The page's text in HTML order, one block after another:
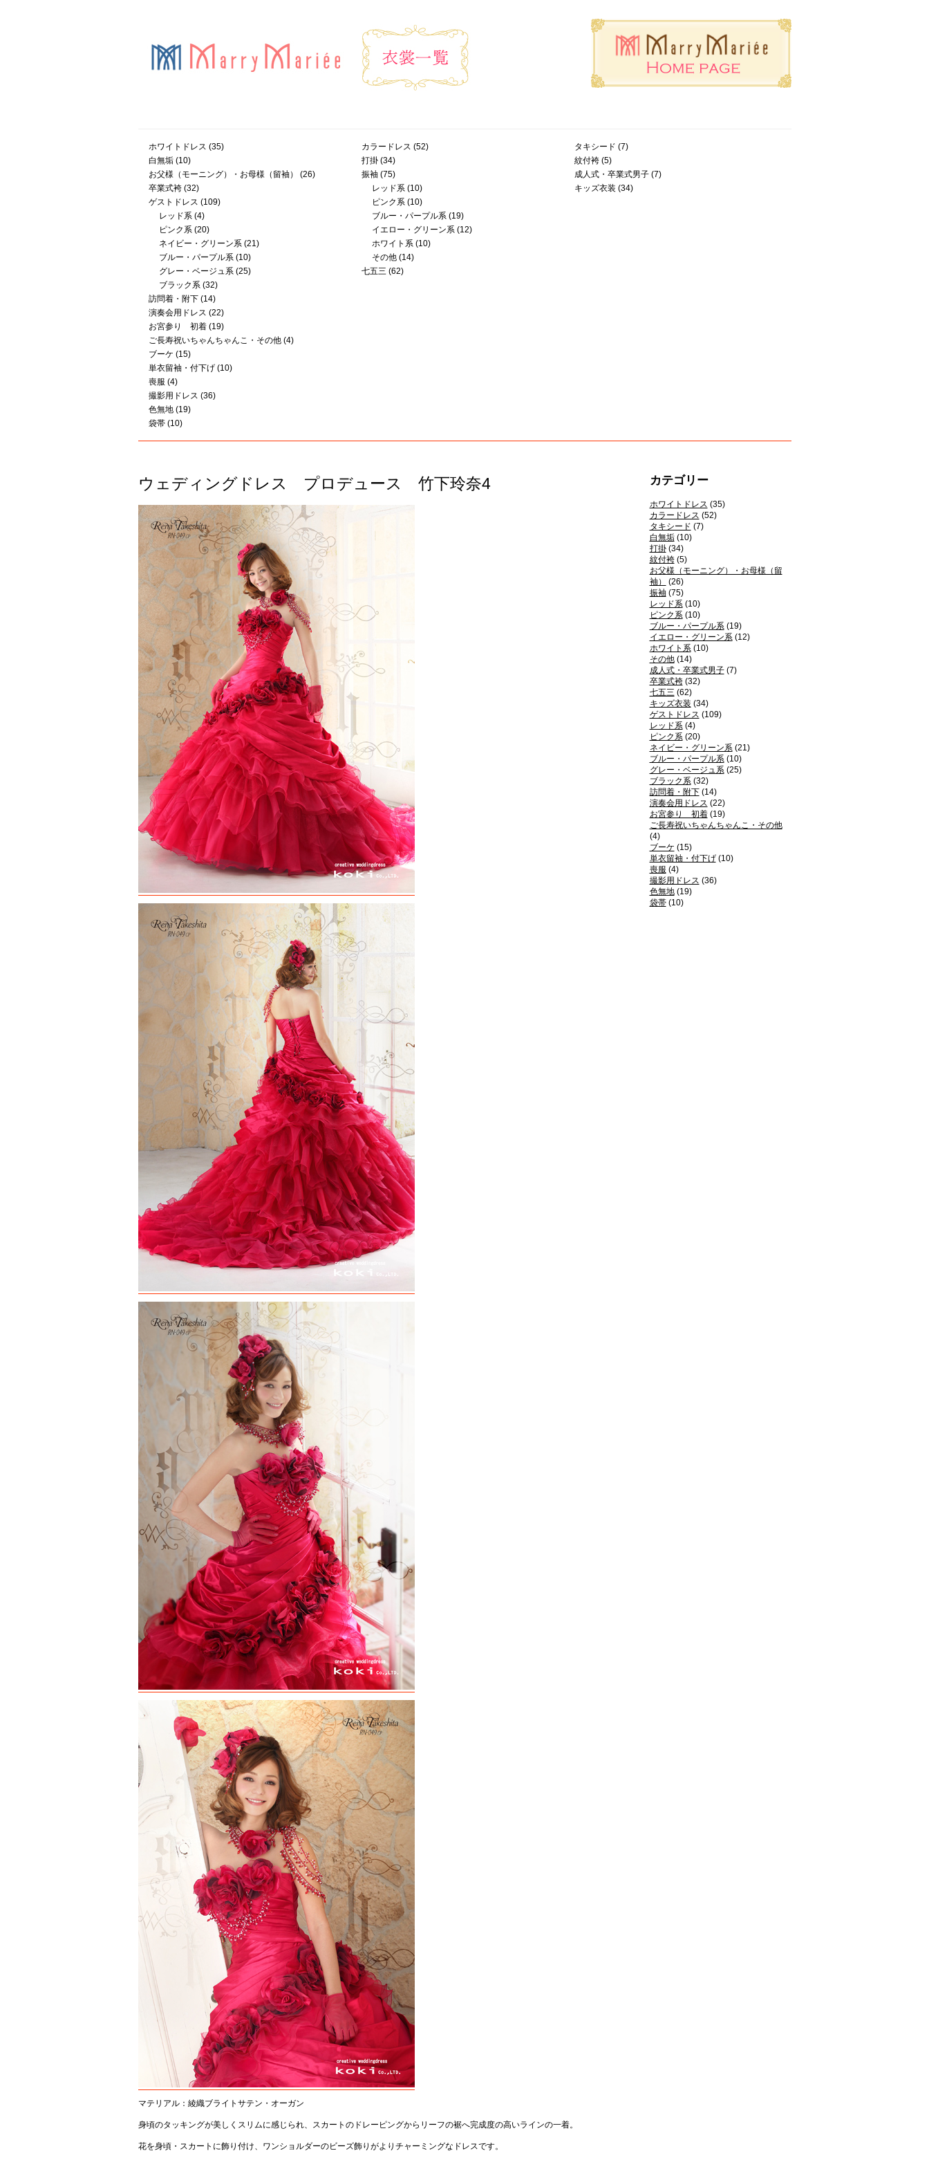
ホワイトドレス (35)
白無垢(10)
お父様（モーニング）・お母様（留袖）
(26)
卒業式袴(32)
ゲストドレス (109)
レッド系(4)
ピンク系(20)
ネイビー・グリーン系(21)
ブルー・パープル系(10)
グレー・ベージュ系(25)
ブラック系(32)
訪問着・附下(14)
演奏会用ドレス (22)
お宮参り 初着(19)
ご長寿祝いちゃんちゃんこ・その他(4)
ブーケ (15)
単衣留袖・付下げ(10)
喪服 (4)
撮影用ドレス (36)
色無地(19)
袋帯(10)
カラードレス (52)
打掛(34)
振袖(75)
レッド系(10)
ピンク系(10)
ブルー・パープル系(19)
イエロー・グリーン系(12)
ホワイト系(10)
その他(14)
七五三 (62)
タキシード (7)
紋付袴(5)
成人式・卒業式男子(7)
キッズ衣装 (34)
カテゴリー
ホワイトドレス (35)
カラードレス (52)
タキシード (7)
白無垢(10)
打掛(34)
紋付袴(5)
お父様（モーニング）・お母様（留
袖）
(26)
振袖(75)
レッド系(10)
ピンク系(10)
ブルー・パープル系(19)
イエロー・グリーン系(12)
ホワイト系(10)
その他(14)
成人式・卒業式男子(7)
卒業式袴(32)
七五三 (62)
キッズ衣装 (34)
ゲストドレス (109)
レッド系(4)
ピンク系(20)
ネイビー・グリーン系(21)
ブルー・パープル系(10)
グレー・ベージュ系(25)
ブラック系(32)
訪問着・附下(14)
演奏会用ドレス (22)
お宮参り 初着(19)
ご長寿祝いちゃんちゃんこ・その他
(4)
ブーケ (15)
単衣留袖・付下げ(10)
喪服 (4)
撮影用ドレス (36)
色無地(19)
袋帯(10)
ウェディングドレス プロデュース 竹下玲奈4
マテリアル：綾織ブライトサテン・オーガン
身頃のタッキングが美しくスリムに感じられ、スカートのドレーピングからリーフの裾へ完成度の高いラインの一着。
花を身頃・スカートに飾り付け、ワンショルダーのビーズ飾りがよりチャーミングなドレスです。